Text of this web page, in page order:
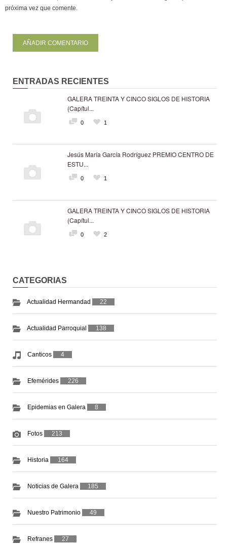
próxima vez que comente.
ENTRADAS RECIENTES
GALERA TREINTA Y CINCO SIGLOS DE HISTORIA
(Capítul...
0 1
Jesús María García Rodríguez PREMIO CENTRO DE
ESTU...
0 1
GALERA TREINTA Y CINCO SIGLOS DE HISTORIA
(Capítul...
0 2
CATEGORIAS
Actualidad Hermandad 22
Actualidad Parroquial 138
Canticos 4
Efemérides 226
Epidemias en Galera 8
Fotos 213
Historia 164
Noticias de Galera 185
Nuestro Patrimonio 49
Refranes 27